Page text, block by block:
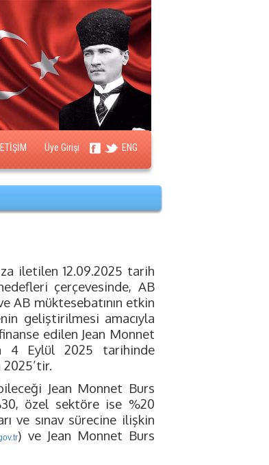
Üye Girişi ENG
iletilen 12.09.2025 tarih
çerçevesinde, AB
AB müktesebatının etkin
geliştirilmesi amacıyla
edilen Jean Monnet
4 Eylül 2025 tarihinde
Jean Monnet Burs
özel sektöre ise %20
ve sınav sürecine ilişkin
) ve Jean Monnet Burs